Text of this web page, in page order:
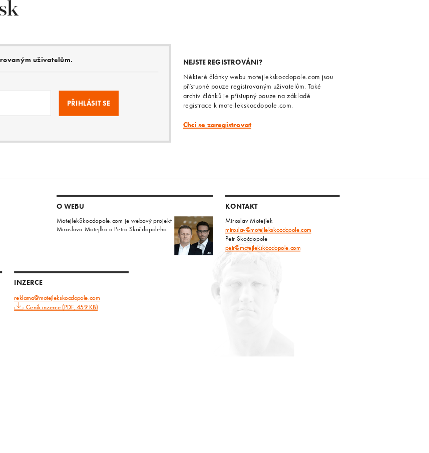
uživatelům. NEJSTE REGISTROVÁNI?
Některé články webu motejlekskocdopole.com jsou
přístupné pouze registrovaným uživatelům. Také
archív článků je přístupný pouze na základě
registrace k motejlekskocdopole.com.
Chci se zaregistrovat
O WEBU
MotejlekSkocdopole.com je webový projekt
Miroslava Motejlka a Petra Skočdopoleho
KONTAKT
Miroslav Motejlek
miroslav@motejlekskocdopole.com
Petr Skočdopole
petr@motejlekskocdopole.com
INZERCE
reklama@motejlekskocdopole.com
Ceník inzerce (PDF, 459 KB)